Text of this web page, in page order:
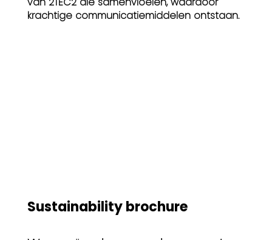
Sustainability brochure
krachtige communicatiemiddelen ontstaan.